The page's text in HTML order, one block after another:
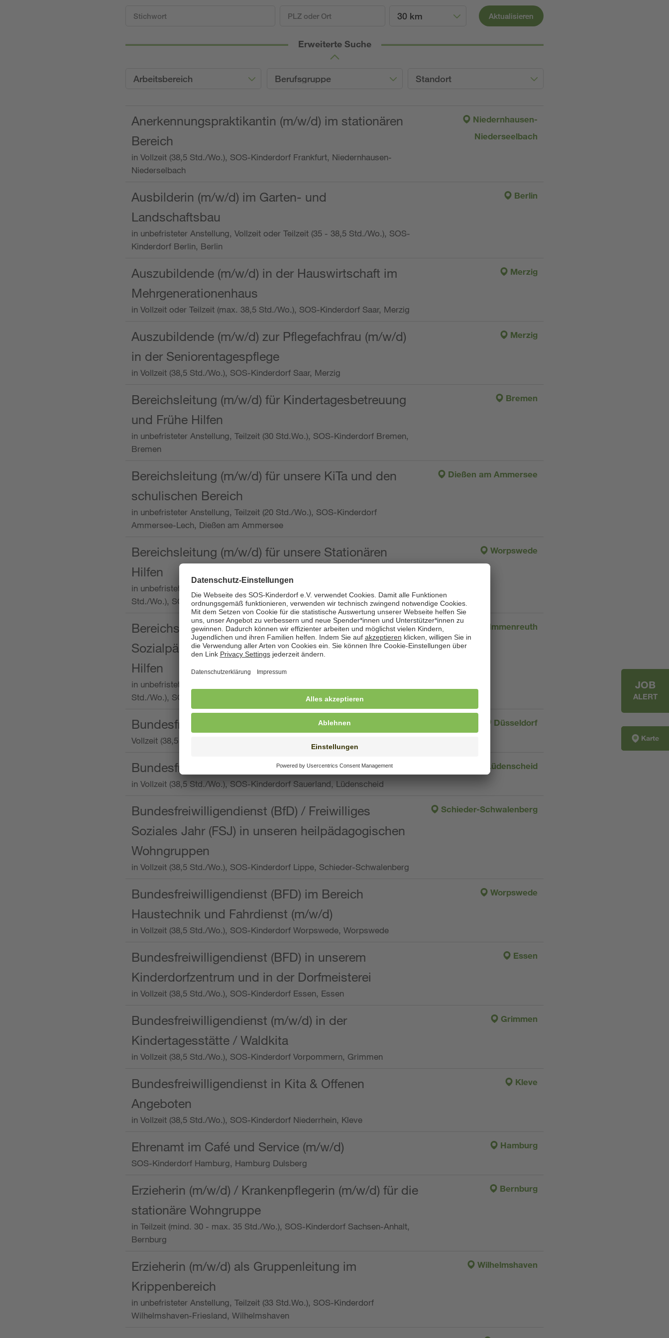
30 km Aktualisieren
Erweiterte Suche
Arbeitsbereich Berufsgruppe Standort
Anerkennungspraktikantin (m/w/d) im stationären
Bereich
in Vollzeit (38,5 Std./Wo.), SOS-Kinderdorf Frankfurt, Niedernhausen-
Niederselbach
Niedernhausen-
Niederseelbach
Ausbilderin (m/w/d) im Garten- und
Landschaftsbau
in unbefristeter Anstellung, Vollzeit oder Teilzeit (35 - 38,5 Std./Wo.), SOS-
Kinderdorf Berlin, Berlin
Berlin
Auszubildende (m/w/d) in der Hauswirtschaft im
Mehrgenerationenhaus
in Vollzeit oder Teilzeit (max. 38,5 Std./Wo.), SOS-Kinderdorf Saar, Merzig
Merzig
Auszubildende (m/w/d) zur Pflegefachfrau (m/w/d)
in der Seniorentagespflege
in Vollzeit (38,5 Std./Wo.), SOS-Kinderdorf Saar, Merzig
Merzig
Bereichsleitung (m/w/d) für Kindertagesbetreuung
und Frühe Hilfen
in unbefristeter Anstellung, Teilzeit (30 Std.Wo.), SOS-Kinderdorf Bremen,
Bremen
Bremen
Bereichsleitung (m/w/d) für unsere KiTa und den
schulischen Bereich
in unbefristeter Anstellung, Teilzeit (20 Std./Wo.), SOS-Kinderdorf
Ammersee-Lech, Dießen am Ammersee
Dießen am Ammersee
Bereichsleitung (m/w/d) für unsere Stationären
Hilfen
in unbefristeter Anstellung, Vollzeit oder Teilzeit (mind. 30 - max. 38,5
Std./Wo.), SOS-Kinderdorf Worpswede,
Worpswede
Bereichsleitung mit der Qualifikation als
Sozialpädagogin (m/w/d) und die Ambulanten
Hilfen
in unbefristeter Anstellung, Vollzeit oder Teilzeit (min. 34 bis max. 38,5
Std./Wo.), SOS-Kinderdorf Oberpfalz, Immenreuth
Immenreuth
Bundesfreiwilligendienst
Vollzeit (38,5 Stunden pro Woche), SOS-Kinderdorf Düsseldorf
Düsseldorf
Bundesfreiwilligendienst
in Vollzeit (38,5 Std./Wo.), SOS-Kinderdorf Sauerland, Lüdenscheid
Lüdenscheid
Bundesfreiwilligendienst (BfD) / Freiwilliges
Soziales Jahr (FSJ) in unseren heilpädagogischen
Wohngruppen
in Vollzeit (38,5 Std./Wo.), SOS-Kinderdorf Lippe, Schieder-Schwalenberg
Schieder-Schwalenberg
Bundesfreiwilligendienst (BFD) im Bereich
Haustechnik und Fahrdienst (m/w/d)
in Vollzeit (38,5 Std./Wo.), SOS-Kinderdorf Worpswede, Worpswede
Worpswede
Bundesfreiwilligendienst (BFD) in unserem
Kinderdorfzentrum und in der Dorfmeisterei
in Vollzeit (38,5 Std./Wo.), SOS-Kinderdorf Essen, Essen
Essen
Bundesfreiwilligendienst (m/w/d) in der
Kindertagesstätte / Waldkita
in Vollzeit (38,5 Std./Wo.), SOS-Kinderdorf Vorpommern, Grimmen
Grimmen
Bundesfreiwilligendienst in Kita & Offenen
Angeboten
in Vollzeit (38,5 Std./Wo.), SOS-Kinderdorf Niederrhein, Kleve
Kleve
Ehrenamt im Café und Service (m/w/d)
SOS-Kinderdorf Hamburg, Hamburg Dulsberg
Hamburg
Erzieherin (m/w/d) / Krankenpflegerin (m/w/d) für die
stationäre Wohngruppe
in Teilzeit (mind. 30 - max. 35 Std./Wo.), SOS-Kinderdorf Sachsen-Anhalt,
Bernburg
Bernburg
Erzieherin (m/w/d) als Gruppenleitung im
Krippenbereich
in unbefristeter Anstellung, Teilzeit (33 Std.Wo.), SOS-Kinderdorf
Wilhelmshaven-Friesland, Wilhelmshaven
Wilhelmshaven
JOB
ALERT
Karte